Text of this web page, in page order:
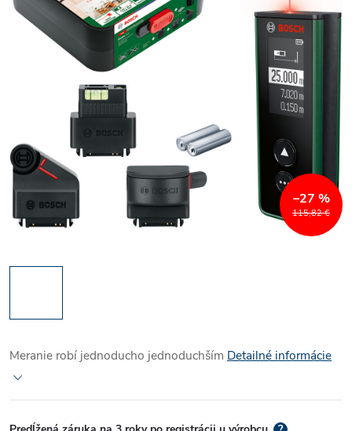
115,82 €
–27 %
Meranie robí jednoducho jednoduchším Detailné informácie